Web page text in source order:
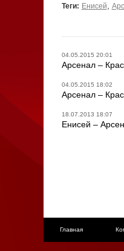
Теги: Енисей,
04.05.2015 20:01
Арсенал –
04.05.2015 18:02
Арсенал –
18.07.2013 18:07
Енисей –
Главная